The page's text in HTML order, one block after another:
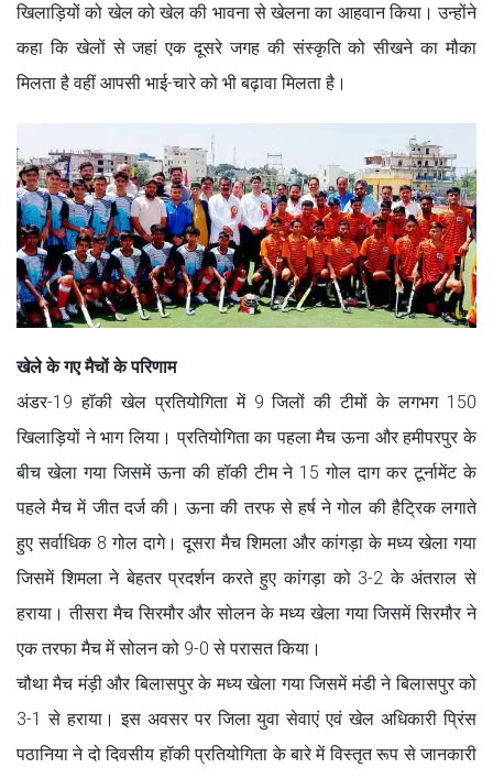
खिलाड़ियों को खेल को खेल की भावना से खेलना का आहवान किया। उन्होंने
कहा कि खेलों से जहां एक दूसरे जगह की संस्कृति को सीखने का मौका
मिलता है वहीं आपसी भाई-चारे को भी बढ़ावा मिलता है।
खेले के गए मैचों के परिणाम
अंडर-19 हॉकी खेल प्रतियोगिता में 9 जिलों की टीमों के लगभग 150
खिलाड़ियों ने भाग लिया। प्रतियोगिता का पहला मैच ऊना और हमीपरपुर के
बीच खेला गया जिसमें ऊना की हॉकी टीम ने 15 गोल दाग कर टूर्नामेंट के
पहले मैच में जीत दर्ज की। ऊना की तरफ से हर्ष ने गोल की हैट्रिक लगाते
हुए सर्वाधिक 8 गोल दागे। दूसरा मैच शिमला और कांगड़ा के मध्य खेला गया
जिसमें शिमला ने बेहतर प्रदर्शन करते हुए कांगड़ा को 3-2 के अंतराल से
हराया। तीसरा मैच सिरमौर और सोलन के मध्य खेला गया जिसमें सिरमौर ने
एक तरफा मैच में सोलन को 9-0 से परासत किया।
चौथा मैच मंड़ी और बिलासपुर के मध्य खेला गया जिसमें मंडी ने बिलासपुर को
3-1 से हराया। इस अवसर पर जिला युवा सेवाएं एवं खेल अधिकारी प्रिंस
पठानिया ने दो दिवसीय हॉकी प्रतियोगिता के बारे में विस्तृत रूप से जानकारी